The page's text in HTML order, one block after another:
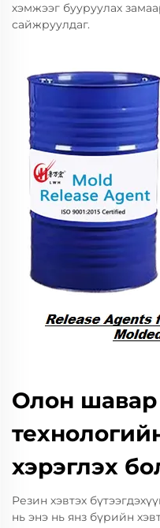
хэмжээг бууруулах
сайжруулдаг.
Олон шавар
хэрэглэх
Резин хэвтэх
нь энэ нь янз бүрийн